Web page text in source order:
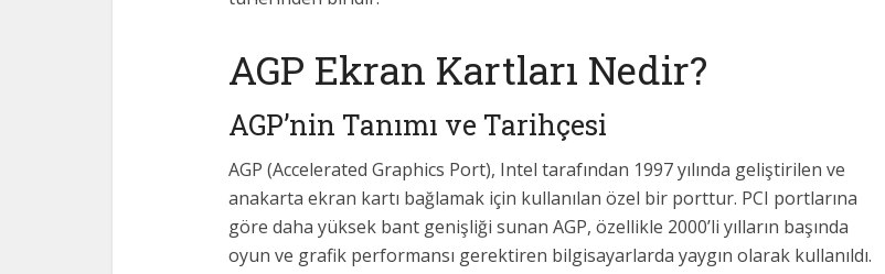
AGP Ekran Kartları Nedir?
AGP’nin Tanımı ve Tarihçesi
AGP (Accelerated Graphics Port), Intel tarafından 1997 yılında geliştirilen ve
anakarta ekran kartı bağlamak için kullanılan özel bir porttur. PCI portlarına
göre daha yüksek bant genişliği sunan AGP, özellikle 2000’li yılların başında
oyun ve grafik performansı gerektiren bilgisayarlarda yaygın olarak kullanıldı.